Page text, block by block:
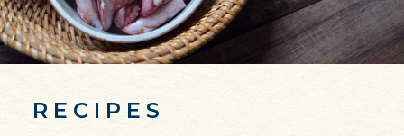
RECIPES